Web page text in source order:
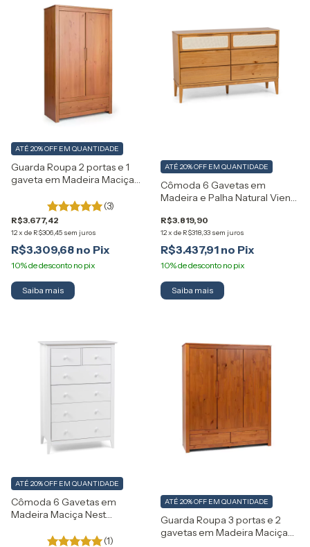
Guarda Roupa 2 portas e 1
gaveta em Madeira Maciça
(3)
R$3.677,42
12x de R$306,45 sem juros
ATÉ 20% OFF EM QUANTIDADE
R$3.309,68
Cômoda 6 Gavetas em
Madeira e Palha Natural Viena
R$3.819,90
12x de R$318,33 sem juros
ATÉ 20% OFF EM QUANTIDADE
R$3.437,91
Saiba mais
Cômoda 6 Gavetas em
Madeira Maciça Nest
(1)
ATÉ 20% OFF EM QUANTIDADE
Guarda Roupa 3 portas e 2
gavetas em Madeira Maciça
ATÉ 20% OFF EM QUANTIDADE